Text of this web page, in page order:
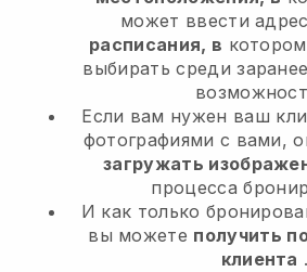
может ввести
расписания, в
выбирать среди
Если вам нужен ваш
фотографиями с вами,
загружать
процесса
И как только
вы можете получить
клиента .